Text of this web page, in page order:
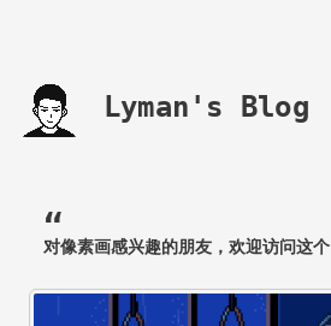
Lyman's Blog
对像素画感兴趣的朋友，欢迎访问这个